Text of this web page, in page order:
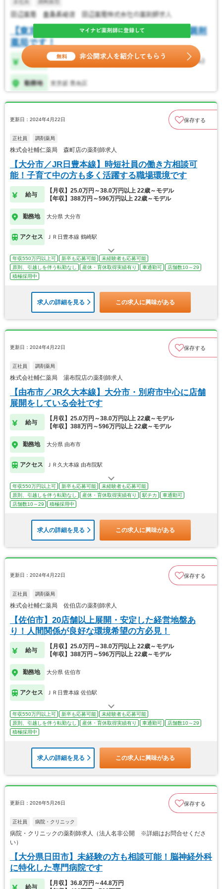
更新日：2024年4月22日 保存する
正社員 調剤薬局
株式会社輔仁薬局 森町店の薬剤師求人
【大分市／JR日豊本線】時短社員の働き方相談可
能！子育て中の方も多く活躍する職場環境です
給与
【月収】25.0万円～38.0万円以上 22歳～モデル
【年収】388万円～596万円以上 22歳～モデル
勤務地 大分県 大分市
アクセス ＪＲ日豊本線 鶴崎駅
年収550万円以上可 新卒も応募可能
未経験者も応募可能
原則、引越しを伴う転勤なし
産休・育休取得実績有り 車通勤可
店舗数10～29
積極採用中
求人の詳細を見る この求人に興味がある
更新日：2024年4月22日 保存する
正社員 調剤薬局
株式会社輔仁薬局 湯布院店の薬剤師求人
【由布市／JR久大本線】大分市・別府市中心に店舗
展開をしている会社です
給与
【月収】25.0万円～38.0万円以上 22歳～モデル
【年収】388万円～596万円以上 22歳～モデル
勤務地 大分県 由布市
アクセス ＪＲ久大本線 由布院駅
年収550万円以上可 新卒も応募可能
未経験者も応募可能
原則、引越しを伴う転勤なし
産休・育休取得実績有り 駅チカ
車通勤可
店舗数10～29
積極採用中
求人の詳細を見る この求人に興味がある
更新日：2024年4月22日 保存する
正社員 調剤薬局
株式会社輔仁薬局 佐伯店の薬剤師求人
【佐伯市】20店舗以上展開・安定した経営地盤あ
り！人間関係が良好な環境希望の方必見！
給与
【月収】25.0万円～38.0万円以上 22歳～モデル
【年収】388万円～596万円以上 22歳～モデル
勤務地 大分県 佐伯市
アクセス ＪＲ日豊本線 佐伯駅
年収550万円以上可 新卒も応募可能
未経験者も応募可能
原則、引越しを伴う転勤なし
産休・育休取得実績有り 車通勤可
店舗数10～29
積極採用中
求人の詳細を見る この求人に興味がある
更新日：2026年5月26日 保存する
正社員 病院・クリニック
病院・クリニックの薬剤師求人（法人名非公開 ※詳細はお問合せくださ
い）
【大分県日田市】未経験の方も相談可能！脳神経外科
に特化した専門病院です
給与
【月収】36.8万円～44.8万円